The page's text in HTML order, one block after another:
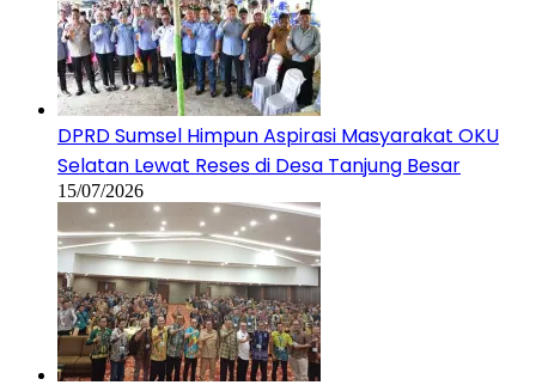
DPRD Sumsel Himpun Aspirasi Masyarakat OKU
Selatan Lewat Reses di Desa Tanjung Besar
15/07/2026